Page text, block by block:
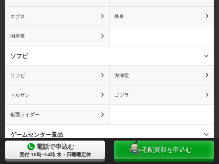
おそ松さん おねがい☆ティーチャー
カードキャプターさくら
カウボーイビバップ かのこん
エブロ 外車
国産車
ソフビ
ソフビ 海洋堂
マルサン ゴジラ
仮面ライダー
ゲームセンター景品
ゲームセンター景品
電話で申込む
受付:10時~14時 水・日曜曜定休
宅配買取を申込む